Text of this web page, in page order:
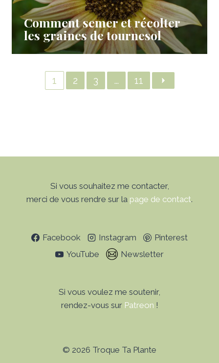
Comment semer et récolter
les graines de tournesol
1 2 3 … 11
Si vous souhaitez me contacter,
merci de vous rendre sur la page de contact.
Facebook Instagram
Pinterest
YouTube
Newsletter
Si vous voulez me soutenir,
rendez-vous sur Patreon !
© 2026 Troque Ta Plante